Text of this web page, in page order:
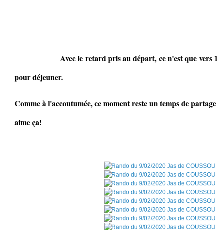
Avec le retard pris au départ, ce n'est que vers
pour déjeuner.
Comme à l'accoutumée, ce moment reste un temps de
aime ça!